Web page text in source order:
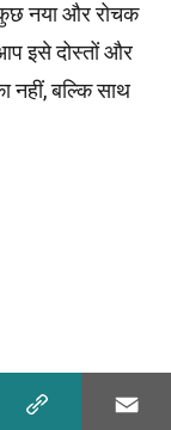
नया और रोचक
इसे दोस्तों और
नहीं, बल्कि साथ